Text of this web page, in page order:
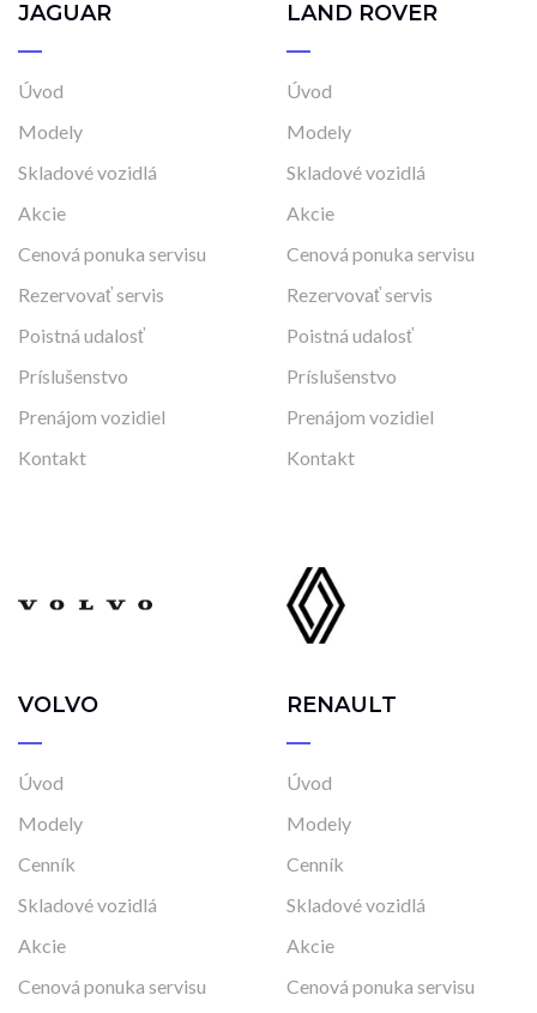
JAGUAR
Úvod
Modely
Skladové vozidlá
Akcie
Cenová ponuka servisu
Rezervovať servis
Poistná udalosť
Príslušenstvo
Prenájom vozidiel
Kontakt
LAND ROVER
Úvod
Modely
Skladové vozidlá
Akcie
Cenová ponuka servisu
Rezervovať servis
Poistná udalosť
Príslušenstvo
Prenájom vozidiel
Kontakt
VOLVO
Úvod
Modely
Cenník
Skladové vozidlá
Akcie
Cenová ponuka servisu
RENAULT
Úvod
Modely
Cenník
Skladové vozidlá
Akcie
Cenová ponuka servisu